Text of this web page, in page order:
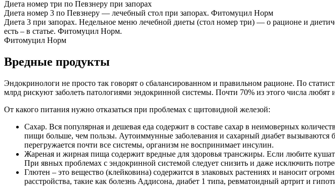
Диета номер три по Певзнеру при запорах
Диета номер 3 по Певзнеру — лечебный стол при запорах. Фитомуцил Норм
Диета 3 при запорах. Недельное меню лечебной диеты (стол номер три) — о рационе и
есть – в статье. Фитомуцил Норм.
Фитомуцил Норм
Вредные продукты
Эндокринологи не просто так говорят о сбалансированном и правильном рационе. По
млрд рискуют заболеть патологиями эндокринной системы. Почти 70% из этого числа
От какого питания нужно отказаться при проблемах с щитовидной железой:
Сахар. Вся популярная и дешевая еда содержит в составе сахар в неимоверных
пищи больше, чем пользы. Аутоиммунные заболевания и сахарный диабет вызываются
перегружается почти все системы, организм не воспринимает инсулин.
Жареная и жирная пища содержит вредные для здоровья трансжиры. Если любите
При явных проблемах с эндокринной системой следует снизить и даже исключить
Глютен – это вещество (клейковина) содержится в злаковых растениях и наносит
расстройства, такие как болезнь Аддисона, диабет 1 типа, ревматоидный артрит и